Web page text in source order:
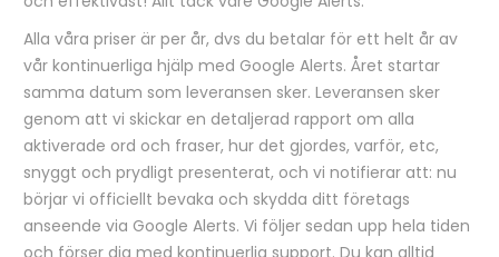
Alla våra priser är per år, dvs du betalar för ett helt år av
vår kontinuerliga hjälp med Google Alerts. Året startar
samma datum som leveransen sker. Leveransen sker
genom att vi skickar en detaljerad rapport om alla
aktiverade ord och fraser, hur det gjordes, varför, etc,
snyggt och prydligt presenterat, och vi notifierar att: nu
börjar vi officiellt bevaka och skydda ditt företags
anseende via Google Alerts. Vi följer sedan upp hela tiden
och förser dig med kontinuerlig support. Du kan alltid